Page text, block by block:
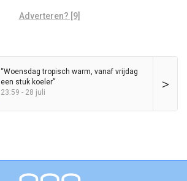
Adverteren? [9]
>
“Woensdag tropisch warm, vanaf vrijdag
een stuk koeler”
23:59 - 28 juli